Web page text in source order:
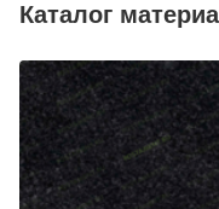
Каталог